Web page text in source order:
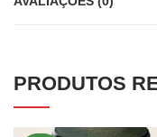
PRODUTOS